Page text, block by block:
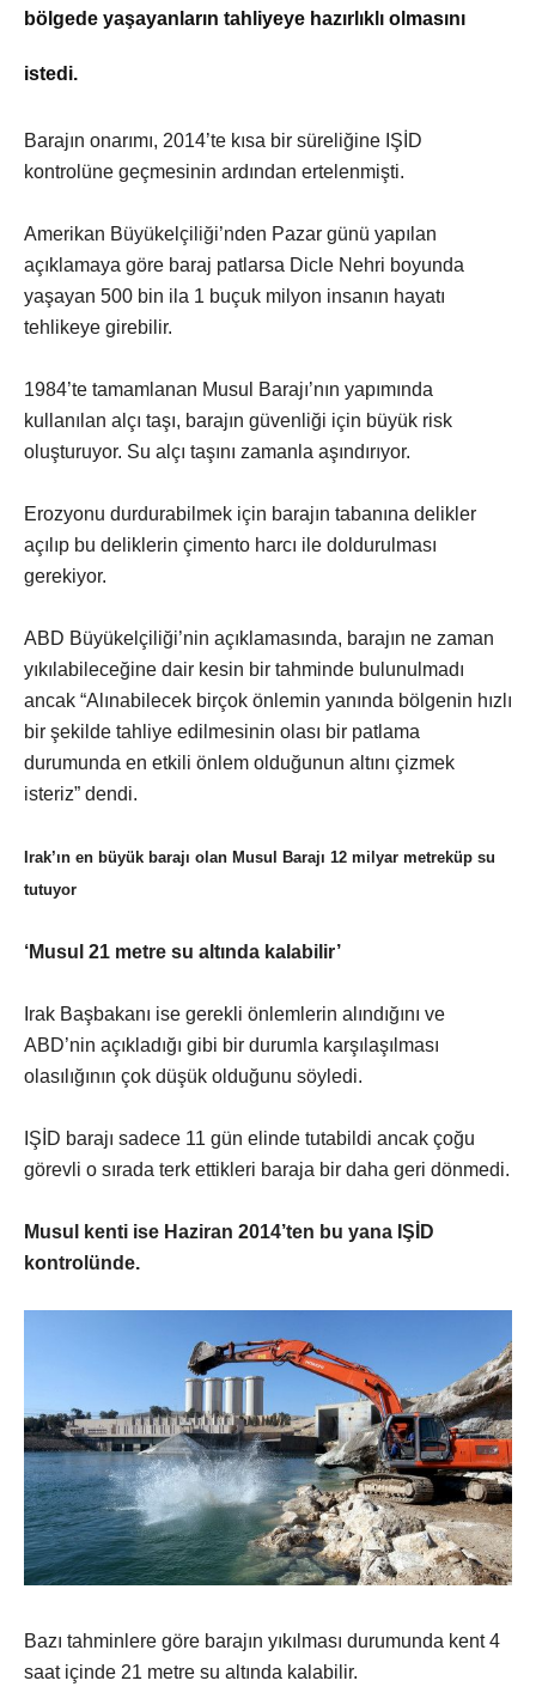
bölgede yaşayanların tahliyeye hazırlıklı olmasını
istedi.
Barajın onarımı, 2014’te kısa bir süreliğine IŞİD
kontrolüne geçmesinin ardından ertelenmişti.
Amerikan Büyükelçiliği’nden Pazar günü yapılan
açıklamaya göre baraj patlarsa Dicle Nehri boyunda
yaşayan 500 bin ila 1 buçuk milyon insanın hayatı
tehlikeye girebilir.
1984’te tamamlanan Musul Barajı’nın yapımında
kullanılan alçı taşı, barajın güvenliği için büyük risk
oluşturuyor. Su alçı taşını zamanla aşındırıyor.
Erozyonu durdurabilmek için barajın tabanına delikler
açılıp bu deliklerin çimento harcı ile doldurulması
gerekiyor.
ABD Büyükelçiliği’nin açıklamasında, barajın ne zaman
yıkılabileceğine dair kesin bir tahminde bulunulmadı
ancak “Alınabilecek birçok önlemin yanında bölgenin hızlı
bir şekilde tahliye edilmesinin olası bir patlama
durumunda en etkili önlem olduğunun altını çizmek
isteriz” dendi.
Irak’ın en büyük barajı olan Musul Barajı 12 milyar metreküp su
tutuyor
‘Musul 21 metre su altında kalabilir’
Irak Başbakanı ise gerekli önlemlerin alındığını ve
ABD’nin açıkladığı gibi bir durumla karşılaşılması
olasılığının çok düşük olduğunu söyledi.
IŞİD barajı sadece 11 gün elinde tutabildi ancak çoğu
görevli o sırada terk ettikleri baraja bir daha geri dönmedi.
Musul kenti ise Haziran 2014’ten bu yana IŞİD
kontrolünde.
Bazı tahminlere göre barajın yıkılması durumunda kent 4
saat içinde 21 metre su altında kalabilir.